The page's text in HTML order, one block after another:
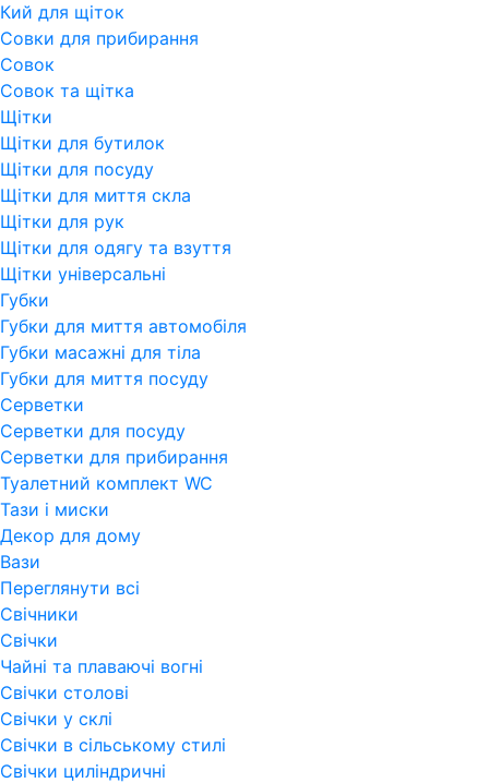
Кий для щіток
Совки для прибирання
Совок
Совок та щітка
Щітки
Щітки для бутилок
Щітки для посуду
Щітки для миття скла
Щітки для рук
Щітки для одягу та взуття
Щітки універсальні
Губки
Губки для миття автомобіля
Губки масажні для тіла
Губки для миття посуду
Серветки
Серветки для посуду
Серветки для прибирання
Туалетний комплект WC
Тази і миски
Декор для дому
Вази
Переглянути всi
Свічники
Свічки
Чайні та плаваючі вогні
Свічки столові
Свічки у склі
Свічки в сільському стилі
Свічки циліндричні